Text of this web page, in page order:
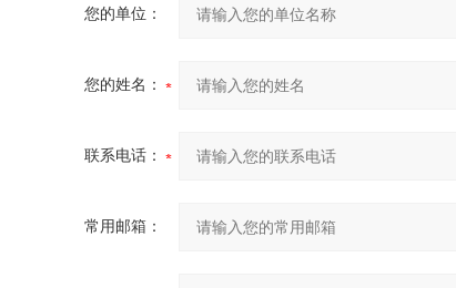
您的单位：
您的姓名：
联系电话：
常用邮箱：